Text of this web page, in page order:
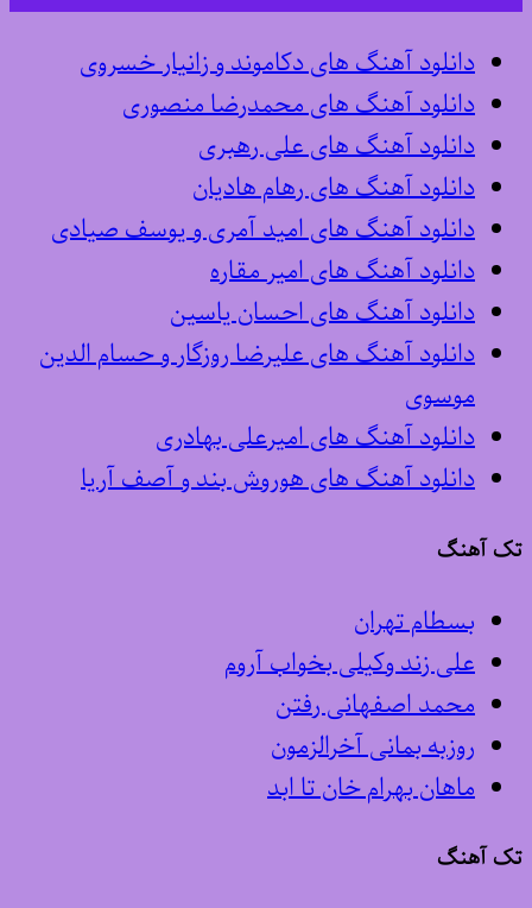
دانلود آهنگ های دکاموند و زانیار خسروی
دانلود آهنگ های محمدرضا منصوری
دانلود آهنگ های علی رهبری
دانلود آهنگ های رهام هادیان
دانلود آهنگ های امید آمری و یوسف صیادی
دانلود آهنگ های امیر مقاره
دانلود آهنگ های احسان یاسین
دانلود آهنگ های علیرضا روزگار و حسام الدین
موسوی
دانلود آهنگ های امیرعلی بهادری
دانلود آهنگ های هوروش بند و آصف آریا
تک آهنگ
بسطام تهران
علی زند وکیلی بخواب آروم
محمد اصفهانی رفتن
روزبه بمانی آخرالزمون
ماهان بهرام خان تا ابد
تک آهنگ